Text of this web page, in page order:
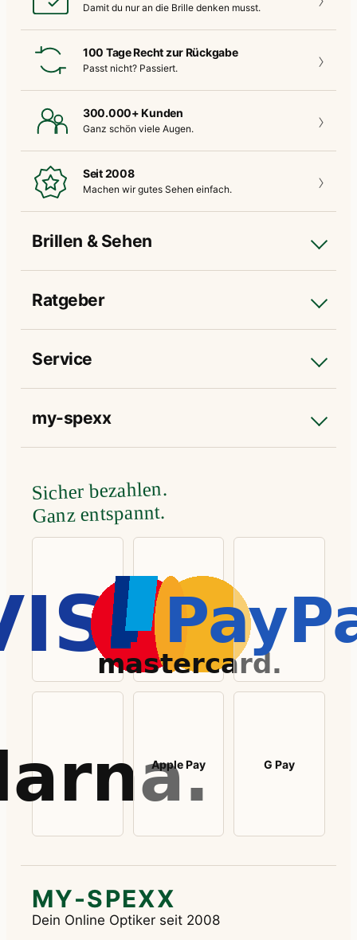
Damit du nur an die Brille denken musst.
100 Tage Recht zur Rückgabe
Passt nicht? Passiert.
300.000+ Kunden
Ganz schön viele Augen.
Seit 2008
Machen wir gutes Sehen einfach.
Brillen & Sehen
Ratgeber
Service
my-spexx
Sicher bezahlen.
Ganz entspannt.
Apple Pay G Pay
MY-SPEXX
Dein Online Optiker seit 2008